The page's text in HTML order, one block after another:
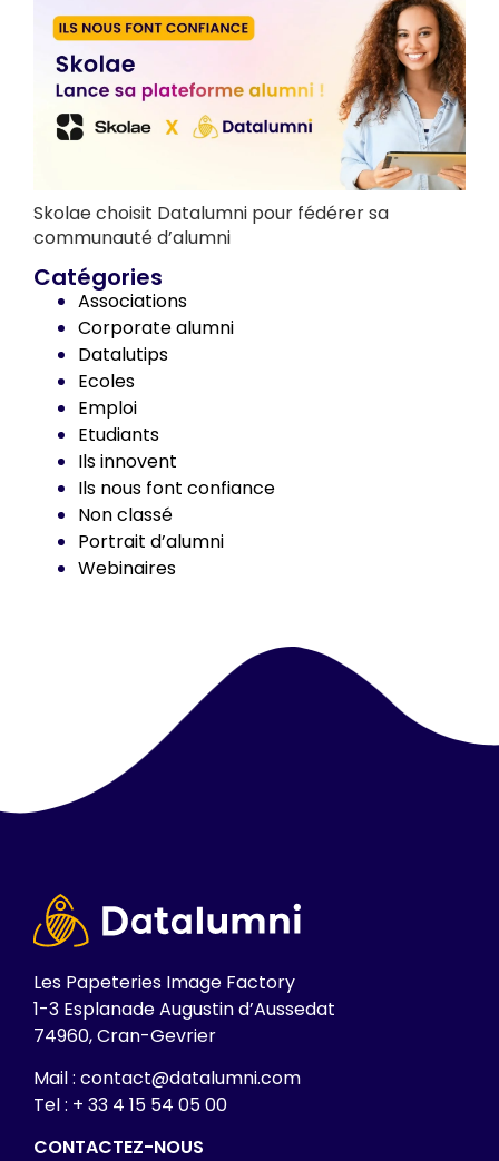
Skolae choisit Datalumni pour fédérer sa
communauté d’alumni
Catégories
Associations
Corporate alumni
Datalutips
Ecoles
Emploi
Etudiants
Ils innovent
Ils nous font confiance
Non classé
Portrait d’alumni
Webinaires
Les Papeteries Image Factory
1-3 Esplanade Augustin d’Aussedat
74960, Cran-Gevrier
Mail : contact@datalumni.com
Tel : + 33 4 15 54 05 00
CONTACTEZ-NOUS